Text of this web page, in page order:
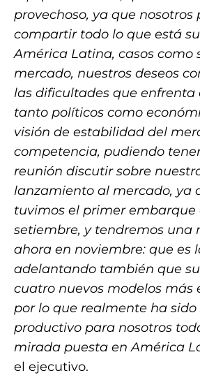
provechoso, ya que nosotros
compartir todo lo que está
América Latina, casos como
mercado, nuestros deseos
las dificultades que enfrenta
tanto políticos como
visión de estabilidad del
competencia, pudiendo
reunión discutir sobre
lanzamiento al mercado, ya
tuvimos el primer
setiembre, y tendremos una
ahora en noviembre: que es
adelantando también que
cuatro nuevos modelos más
por lo que realmente ha
productivo para nosotros
mirada puesta en América
el ejecutivo.